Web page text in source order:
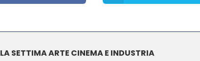
LA SETTIMA ARTE CINEMA E INDUSTRIA